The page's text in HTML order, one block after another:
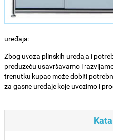
uređaja:
Zbog uvoza plinskih uređaja i
preduzeću usavršavamo i
trenutku kupac može dobiti
za gasne uređaje koje uvozimo i